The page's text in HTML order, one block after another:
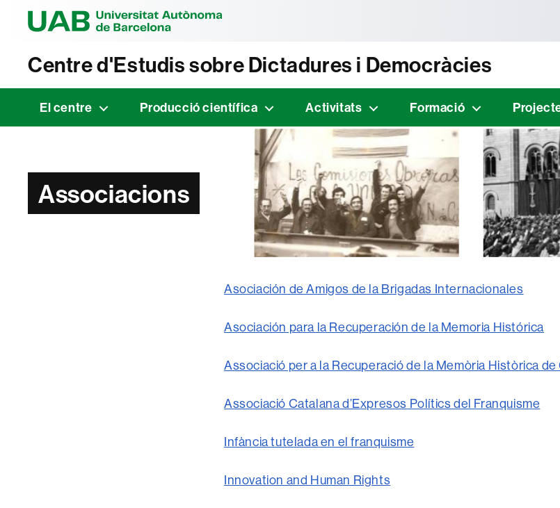
Centre d'Estudis sobre Dictadures i Democràcies
El centre Producció científica Activitats Formació
Associacions
Asociación de Amigos de la Brigadas Internacionales
Asociación para la Recuperación de la Memoria Histórica
Associació per a la Recuperació de la Memòria Històrica
Associació Catalana d’Expresos Polítics del Franquisme
Infància tutelada en el franquisme
Innovation and Human Rights